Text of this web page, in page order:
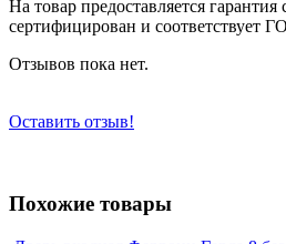
На товар предоставляется гарантия
сертифицирован и соответствует
Отзывов пока нет.
Оставить отзыв!
Похожие товары